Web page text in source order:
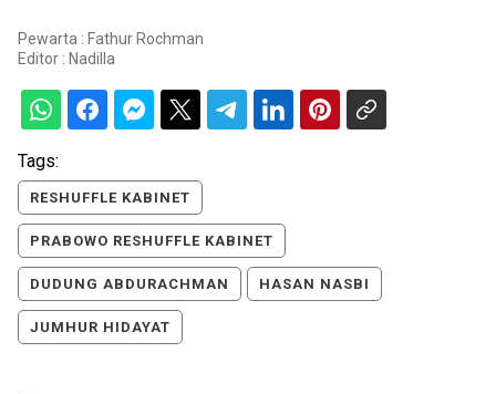
Pewarta : Fathur Rochman
Editor : Nadilla
Tags:
RESHUFFLE KABINET
PRABOWO RESHUFFLE KABINET
DUDUNG ABDURACHMAN HASAN NASBI
JUMHUR HIDAYAT